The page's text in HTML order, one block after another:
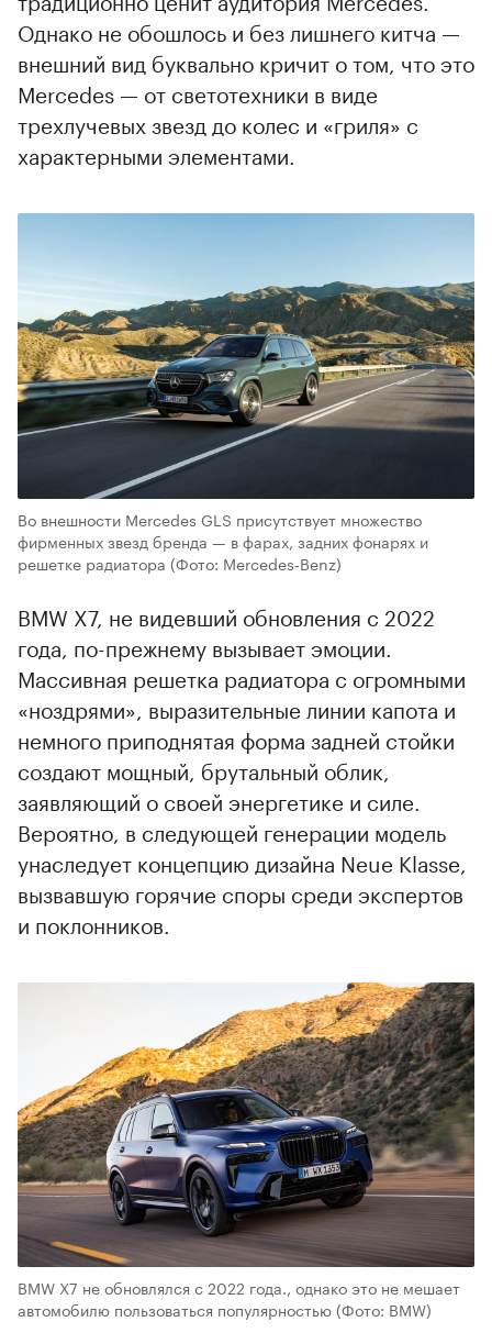
Однако не обошлось и без лишнего китча —
внешний вид буквально кричит о том, что это
Mercedes — от светотехники в виде
трехлучевых звезд до колес и «гриля» с
характерными элементами.
Во внешности Mercedes GLS присутствует множество
фирменных звезд бренда — в фарах, задних фонарях и
решетке радиатора (Фото: Mercedes‑Benz)
BMW X7, не видевший обновления с 2022
года, по-прежнему вызывает эмоции.
Массивная решетка радиатора с огромными
«ноздрями», выразительные линии капота и
немного приподнятая форма задней стойки
создают мощный, брутальный облик,
заявляющий о своей энергетике и силе.
Вероятно, в следующей генерации модель
унаследует концепцию дизайна Neue Klasse,
вызвавшую горячие споры среди экспертов
и поклонников.
BMW X7 не обновлялся с 2022 года., однако это не мешает
автомобилю пользоваться популярностью(Фото: BMW)